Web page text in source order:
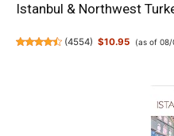
Istanbul & Northwest
(4554) $10.95 (as of 08/